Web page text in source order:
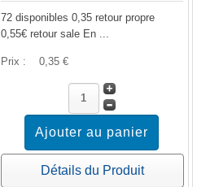
72 disponibles 0,35 retour propre
0,55€ retour sale En ...
Prix : 0,35 €
Détails du Produit